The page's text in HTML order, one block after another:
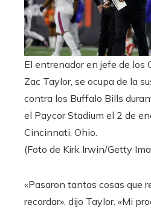
El entrenador en jefe de los
Zac Taylor, se ocupa de la
contra los Buffalo Bills
el Paycor Stadium el 2 de
Cincinnati, Ohio.
(Foto de Kirk Irwin/Getty
«Pasaron tantas cosas que
recordar», dijo Taylor. «Mi